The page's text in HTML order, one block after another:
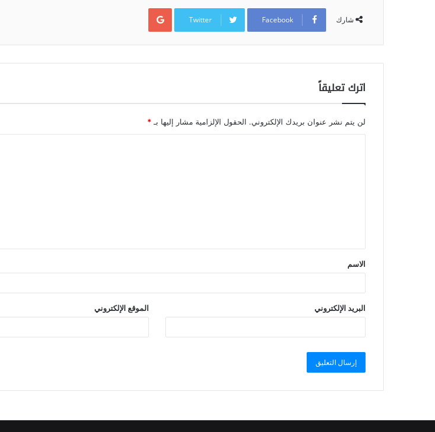
شارك Facebook
Twitter
Google+
اترك تعليقاً
لن يتم نشر عنوان بريدك الإلكتروني. الحقول الإلزامية مشار إليها بـ *
الاسم
البريد الإلكتروني الموقع الإلكتروني